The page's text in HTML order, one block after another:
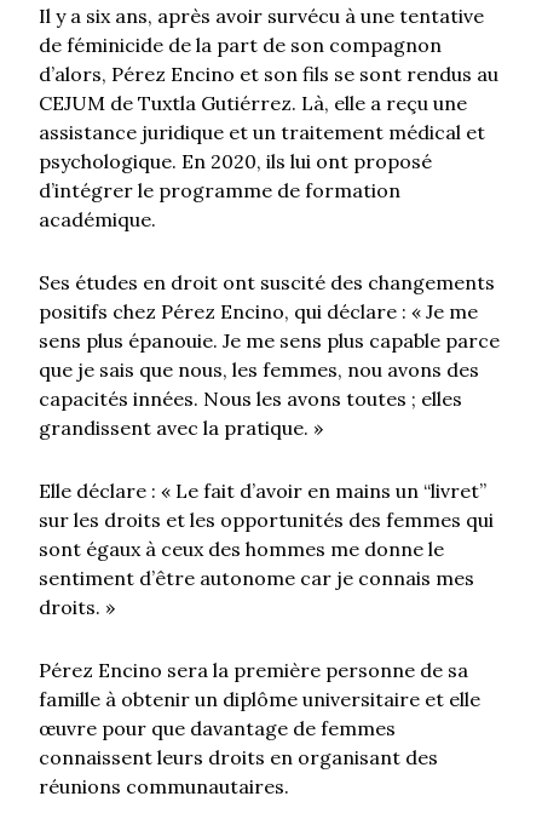
Il y a six ans, après avoir survécu à une tentative
de féminicide de la part de son compagnon
d’alors, Pérez Encino et son fils se sont rendus au
CEJUM de Tuxtla Gutiérrez. Là, elle a reçu une
assistance juridique et un traitement médical et
psychologique. En 2020, ils lui ont proposé
d’intégrer le programme de formation
académique.
Ses études en droit ont suscité des changements
positifs chez Pérez Encino, qui déclare : « Je me
sens plus épanouie. Je me sens plus capable parce
que je sais que nous, les femmes, nou avons des
capacités innées. Nous les avons toutes ; elles
grandissent avec la pratique. »
Elle déclare : « Le fait d’avoir en mains un “livret”
sur les droits et les opportunités des femmes qui
sont égaux à ceux des hommes me donne le
sentiment d’être autonome car je connais mes
droits. »
Pérez Encino sera la première personne de sa
famille à obtenir un diplôme universitaire et elle
œuvre pour que davantage de femmes
connaissent leurs droits en organisant des
réunions communautaires.